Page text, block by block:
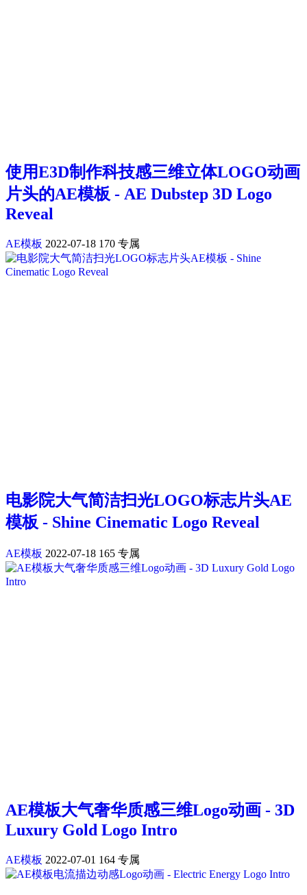
使用E3D制作科技感三维立体LOGO动画
片头的AE模板 - AE Dubstep 3D Logo
Reveal
AE模板 2022-07-18 170 专属
电影院大气简洁扫光LOGO标志片头AE
模板 - Shine Cinematic Logo Reveal
AE模板 2022-07-18 165 专属
AE模板大气奢华质感三维Logo动画 - 3D
Luxury Gold Logo Intro
AE模板 2022-07-01 164 专属